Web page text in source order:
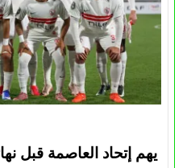
يهم إتحاد العاصمة قبل